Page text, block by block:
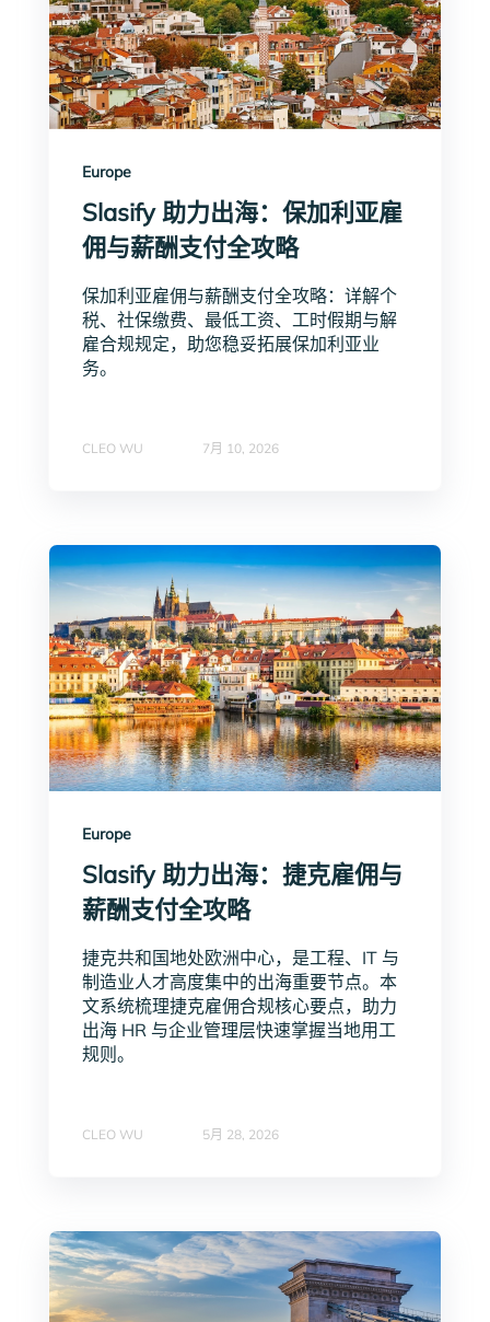
Europe
Slasify 助力出海：保加利亚雇
佣与薪酬支付全攻略
保加利亚雇佣与薪酬支付全攻略：详解个
税、社保缴费、最低工资、工时假期与解
雇合规规定，助您稳妥拓展保加利亚业
务。
CLEO WU 7月 10, 2026
Europe
Slasify 助力出海：捷克雇佣与
薪酬支付全攻略
捷克共和国地处欧洲中心，是工程、IT 与
制造业人才高度集中的出海重要节点。本
文系统梳理捷克雇佣合规核心要点，助力
出海 HR 与企业管理层快速掌握当地用工
规则。
CLEO WU 5月 28, 2026